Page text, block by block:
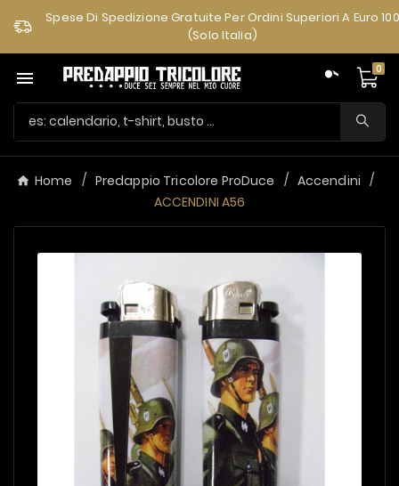
Spese Di Spedizione Gratuite Per Ordini Superiori A Euro 100
(solo Italia)
 0
Home Predappio Tricolore ProDuce
Accendini
ACCENDINI A56